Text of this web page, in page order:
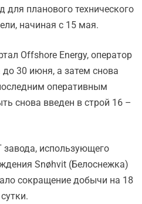
для планового технического
начиная с 15 мая.
Offshore Energy, оператор
30 июня, а затем снова
оперативным
снова введен в строй 16 –
использующего
Snøhvit (Белоснежка)
сокращение добычи на 18